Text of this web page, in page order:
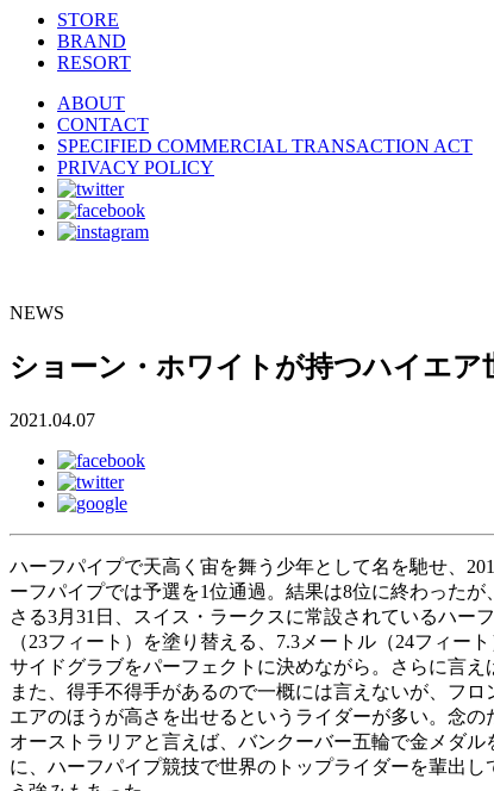
STORE
BRAND
RESORT
ABOUT
CONTACT
SPECIFIED COMMERCIAL TRANSACTION ACT
PRIVACY POLICY
NEWS
ショーン・ホワイトが持つハイエ
2021.04.07
ハーフパイプで天高く宙を舞う少年として名を馳せ、
ーフパイプでは予選を1位通過。結果は8位に終わった
さる3月31日、スイス・ラークスに常設されているハ
（23フィート）を塗り替える、7.3メートル（24フィ
サイドグラブをパーフェクトに決めながら。さらに言え
また、得手不得手があるので一概には言えないが、フ
エアのほうが高さを出せるというライダーが多い。念の
オーストラリアと言えば、バンクーバー五輪で金メダ
に、ハーフパイプ競技で世界のトップライダーを輩出